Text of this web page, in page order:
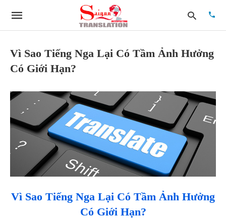
query
hit
Vì Sao Tiếng Nga Lại Có Tầm Ảnh Hưởng
Có Giới Hạn?
Vì Sao Tiếng Nga Lại Có Tầm Ảnh Hưởng
Có Giới Hạn?